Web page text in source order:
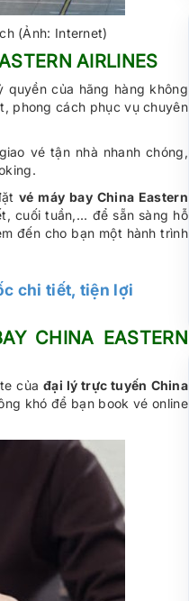
(Ảnh: Internet)
AIRLINES
quyền của hãng hàng không
phong cách phục vụ chuyên
vé tận nhà nhanh chóng,
vé máy bay China Eastern
cuối tuần,... để sẵn sàng hỗ
đến cho bạn một hành trình
chi tiết, tiện lợi
CHINA EASTERN
củađại lý trực tuyến China
khó để bạn book vé online